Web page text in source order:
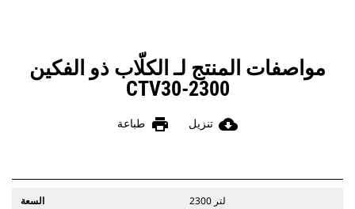
مواصفات المنتج لـ الكلّاب ذو الفكين
CTV30-2300
cloud_download تنزيل print طباعة
السعة 2300 لتر